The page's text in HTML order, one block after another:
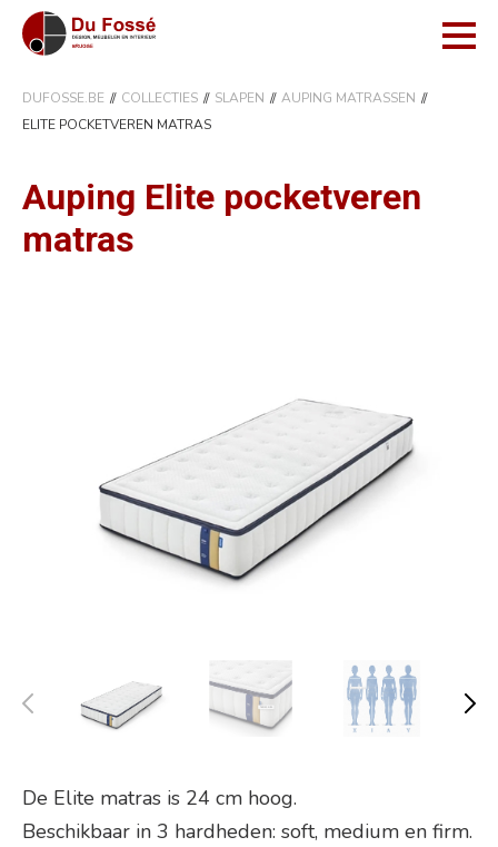
DUFOSSE.BE COLLECTIES SLAPEN
AUPING MATRASSEN
ELITE POCKETVEREN MATRAS
Auping Elite pocketveren
matras
De Elite matras is 24 cm hoog.
Beschikbaar in 3 hardheden: soft, medium en firm.